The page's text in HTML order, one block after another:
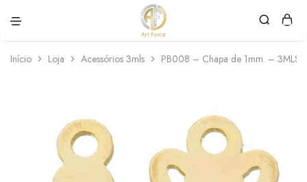
Force
personalizadas
Início Loja Acessórios 3mls PB008 – Chapa de 1mm. – 3MLS